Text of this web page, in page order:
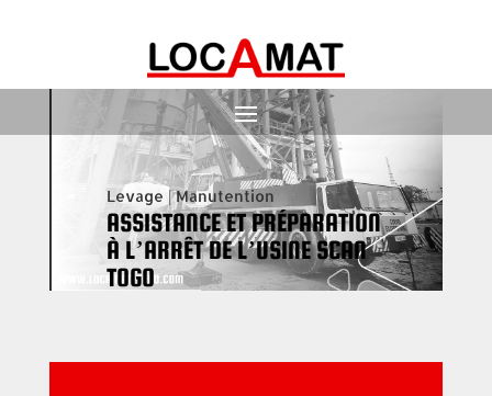
Levage |Manutention
ASSISTANCE ET PRÉPARATION
À L’ARRÊT DE L’USINE SCAN
TOGO